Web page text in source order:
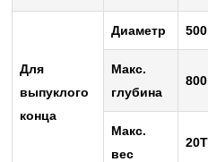
Для
выпуклого
конца
Диаметр
Макс.
глубина
Макс.
вес
20Т